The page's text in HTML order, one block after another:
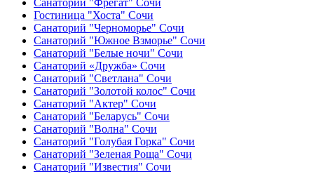
Санаторий "Фрегат" Сочи
Гостиница "Хоста" Сочи
Санаторий "Черноморье" Сочи
Санаторий "Южное Взморье" Сочи
Санаторий "Белые ночи" Сочи
Санаторий «Дружба» Сочи
Санаторий "Светлана" Сочи
Санаторий "Золотой колос" Сочи
Санаторий "Актер" Сочи
Санаторий "Беларусь" Сочи
Санаторий "Волна" Сочи
Санаторий "Голубая Горка" Сочи
Санаторий "Зеленая Роща" Сочи
Санаторий "Известия" Сочи